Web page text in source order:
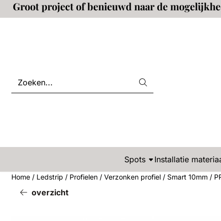
Cookievoorkeuren zijn beschikbaar. Kies instellingen of
Groot project of benieuwd naar de
Zoeken
Spots Installatie
Home / Ledstrip / Profielen / Verzonken profiel / Smart 10mm /
overzicht